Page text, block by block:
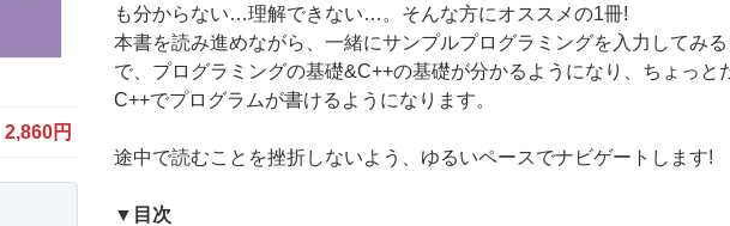
2,860円
も分からない…理解できない…。そんな方にオススメの1冊!
本書を読み進めながら、一緒にサンプルプログラミングを入力してみ
で、プログラミングの基礎&C++の基礎が分かるようになり、ちょっと
C++でプログラムが書けるようになります。
途中で読むことを挫折しないよう、ゆるいペースでナビゲートします!
▼目次